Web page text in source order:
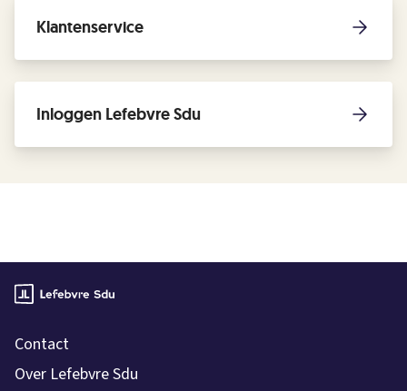
Klantenservice
Inloggen Lefebvre Sdu
Contact
Over Lefebvre Sdu